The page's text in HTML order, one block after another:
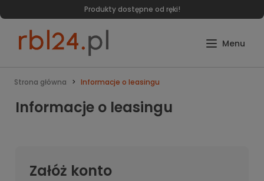
Produkty dostępne od ręki!
Strona główna Informacje o leasingu
Informacje o leasingu
Załóż konto